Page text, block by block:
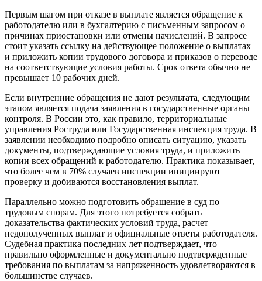
Первым шагом при отказе в выплате является обращение к
работодателю или в бухгалтерию с письменным запросом о
причинах приостановки или отмены начислений. В запросе
стоит указать ссылку на действующее положение о выплатах
и приложить копии трудового договора и приказов о переводе
на соответствующие условия работы. Срок ответа обычно не
превышает 10 рабочих дней.
Если внутренние обращения не дают результата, следующим
этапом является подача заявления в государственные органы
контроля. В России это, как правило, территориальные
управления Роструда или Государственная инспекция труда. В
заявлении необходимо подробно описать ситуацию, указать
документы, подтверждающие условия труда, и приложить
копии всех обращений к работодателю. Практика показывает,
что более чем в 70% случаев инспекции инициируют
проверку и добиваются восстановления выплат.
Параллельно можно подготовить обращение в суд по
трудовым спорам. Для этого потребуется собрать
доказательства фактических условий труда, расчет
недополученных выплат и официальные ответы работодателя.
Судебная практика последних лет подтверждает, что
правильно оформленные и документально подтвержденные
требования по выплатам за напряженность удовлетворяются в
большинстве случаев.